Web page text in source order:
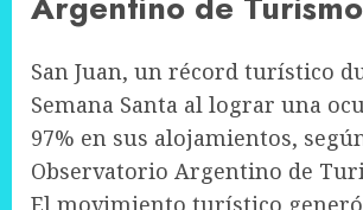
San Juan, un récord turístico
Semana Santa al lograr una
97% en sus alojamientos,
Observatorio Argentino de
El movimiento turístico